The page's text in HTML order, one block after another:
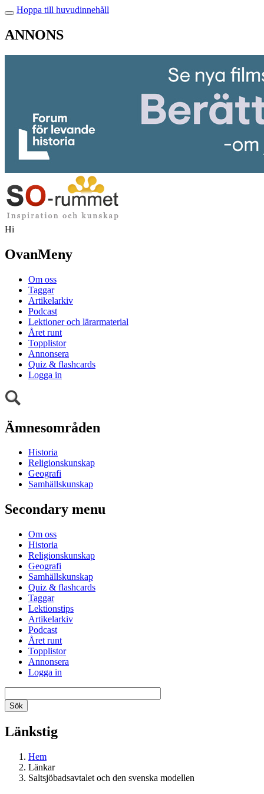
Hoppa till huvudinnehåll
ANNONS
Hi
OvanMeny
Om oss
Taggar
Artikelarkiv
Podcast
Lektioner och lärarmaterial
Året runt
Topplistor
Annonsera
Quiz & flashcards
Logga in
Ämnesområden
Historia
Religionskunskap
Geografi
Samhällskunskap
Secondary menu
Om oss
Historia
Religionskunskap
Geografi
Samhällskunskap
Quiz & flashcards
Taggar
Lektionstips
Artikelarkiv
Podcast
Året runt
Topplistor
Annonsera
Logga in
Länkstig
Hem
Länkar
Saltsjöbadsavtalet och den svenska modellen